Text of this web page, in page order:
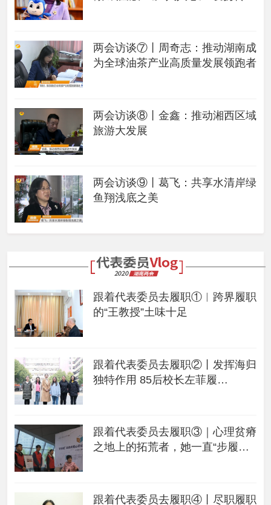
两会访谈⑦丨周奇志：推动湖南成
为全球油茶产业高质量发展领跑者
两会访谈⑧丨金鑫：推动湘西区域
旅游大发展
两会访谈⑨丨葛飞：共享水清岸绿
鱼翔浅底之美
跟着代表委员去履职①︱跨界履职
的“王教授”土味十足
跟着代表委员去履职②丨发挥海归
独特作用 85后校长左菲履
跟着代表委员去履职③｜心理贫瘠
之地上的拓荒者，她一直“步履不
跟着代表委员去履职④丨尽职履职